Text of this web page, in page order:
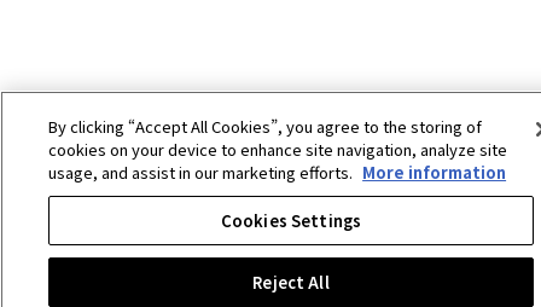
By clicking “Accept All Cookies”, you agree to the storing of
cookies on your device to enhance site navigation, analyze site
usage, and assist in our marketing efforts. More information
Cookies Settings
Reject All